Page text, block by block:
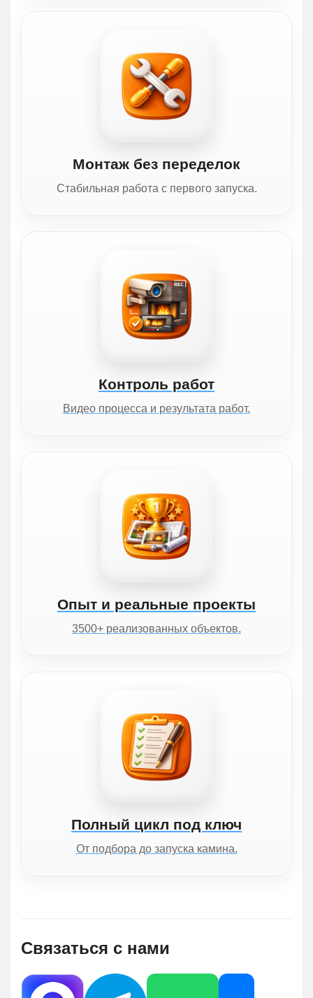
Монтаж без переделок
Стабильная работа с первого запуска.
Контроль работ
Видео процесса и результата работ.
Опыт и реальные проекты
3500+ реализованных объектов.
Полный цикл под ключ
От подбора до запуска камина.
Связаться с нами